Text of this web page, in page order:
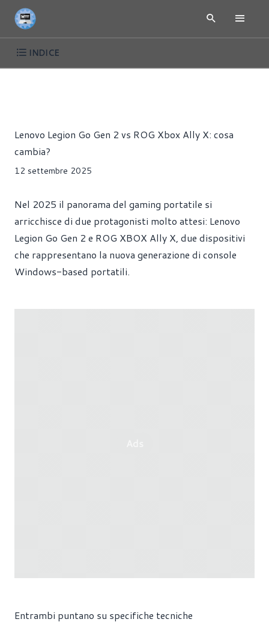
INDICE
Lenovo Legion Go Gen 2 vs ROG Xbox Ally X: cosa
cambia?
12 settembre 2025
Nel 2025 il panorama del gaming portatile si
arricchisce di due protagonisti molto attesi: Lenovo
Legion Go Gen 2 e ROG XBOX Ally X, due dispositivi
che rappresentano la nuova generazione di console
Windows-based portatili.
Entrambi puntano su specifiche tecniche